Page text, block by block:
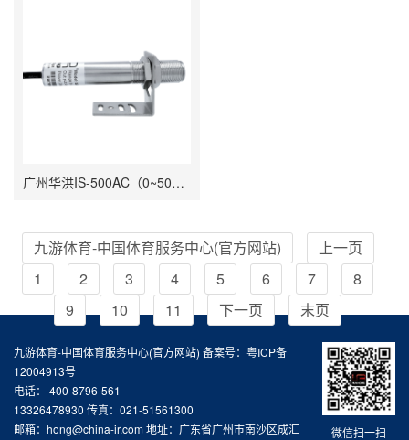
广州华洪IS-500AC（0~500℃）10mS快速响应精准经济型固定安装非接触式在线式工业红外测温仪
九游体育-中国体育服务中心(官方网站)
上一页
1
2 3 4 5 6 7
8
9
10 11 下一页 末页
微信扫一扫
九游体育-中国体育服务中心(官方网站) 备案号： 粤ICP备
12004913号
电话： 400-8796-561
13326478930 传真：021-51561300
邮箱：hong@china-ir.com 地址：广东省广州市南沙区成汇